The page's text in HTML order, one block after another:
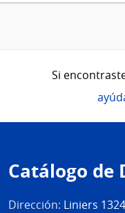
Si
de
página
Catálogo de
Dirección: Liniers